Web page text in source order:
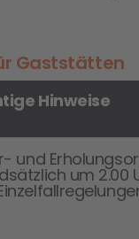
Gaststätten
Hinweise
und
um 2.00